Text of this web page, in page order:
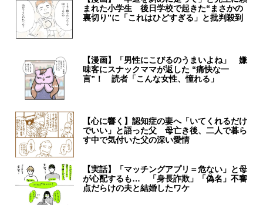
まれた小学生 後日学校で起きた“まさかの
裏切り”に「これはひどすぎる」と批判殺到
【漫画】「男性にこびるのうまいよね」 嫌
味客にスナックママが返した “痛快な一
言”！ 読者「こんな女性、憧れる」
【心に響く】認知症の妻へ「いてくれるだけ
でいい」と語った父 母亡き後、二人で暮ら
す中で気付いた父の深い愛情
【実話】「マッチングアプリ＝危ない」と母
が心配するも… 「身長詐欺」「偽名」不審
点だらけの夫と結婚したワケ